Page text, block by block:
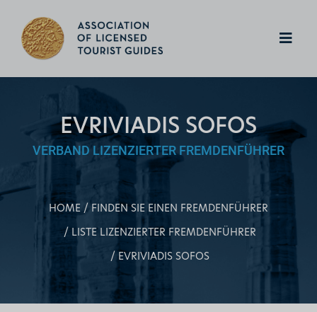
EVRIVIADIS SOFOS
VERBAND LIZENZIERTER FREMDENFÜHRER
HOME
FINDEN SIE EINEN FREMDENFÜHRER
LISTE LIZENZIERTER FREMDENFÜHRER
EVRIVIADIS SOFOS